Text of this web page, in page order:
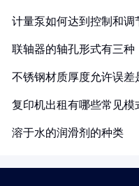
计量泵如何达到控制和调
联轴器的轴孔形式有三种
不锈钢材质厚度允许误差
复印机出租有哪些常见模
溶于水的润滑剂的种类